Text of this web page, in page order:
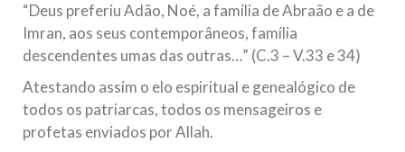
“Deus preferiu Adão, Noé, a família de Abraão e a de
Imran, aos seus contemporâneos, família
descendentes umas das outras…” (C.3 – V.33 e 34)
Atestando assim o elo espiritual e genealógico de
todos os patriarcas, todos os mensageiros e
profetas enviados por Allah.